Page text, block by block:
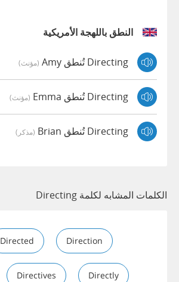
النطق باللهجة الأمريكية
Directing تُنطق Amy (مؤنث)
Directing تُنطق Emma (مؤنث)
Directing تُنطق Brian (مذكر)
الكلمات المشابه لكلمة Directing
Directed Direction
Directives Directly